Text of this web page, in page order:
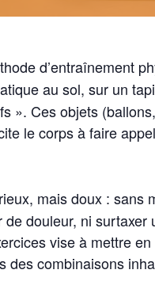
d’entraînement
au sol, sur un
». Ces objets
le corps à faire
mais doux : sans
douleur, ni
vise à mettre
des combinaisons